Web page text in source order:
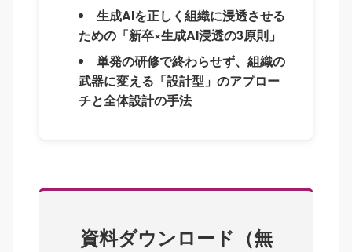
生成AIを正しく組織に浸透させる
ための「新卒×生成AI浸透の3原則」
単発の研修で終わらせず、組織の
武器に変える「設計型」のアプロー
チと全体設計の手法
資料ダウンロード（無